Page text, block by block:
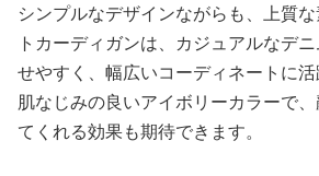
シンプルなデザインながらも、上質
トカーディガンは、カジュアルなデ
せやすく、幅広いコーディネートに活
肌なじみの良いアイボリーカラーで
てくれる効果も期待できます。